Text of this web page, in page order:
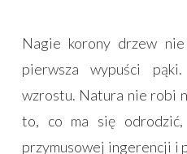
Nagie korony drzew
pierwsza wypuści
wzrostu. Natura nie robi
to, co ma się
przymusowej ingerencji i